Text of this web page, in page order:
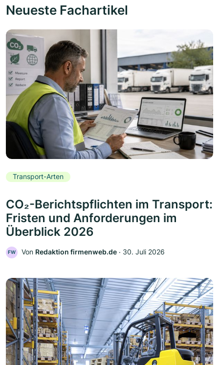
Neueste Fachartikel
Transport-Arten
CO₂-Berichtspflichten im Transport:
Fristen und Anforderungen im
Überblick 2026
FW Von Redaktion firmenweb.de ‧ 30. Juli 2026